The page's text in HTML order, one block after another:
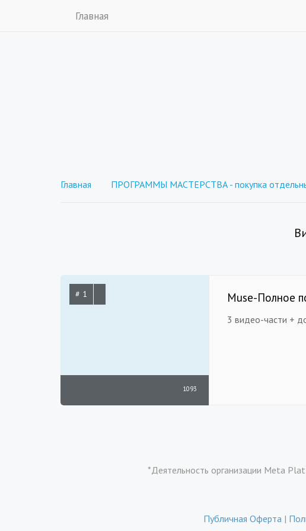
Главная
Главная ПРОГРАММЫ МАСТЕРСТВА - покупка
# 1
1093
Muse-Полное
3 видео-части +
*Деятельность организации Meta
Публичная Оферта |